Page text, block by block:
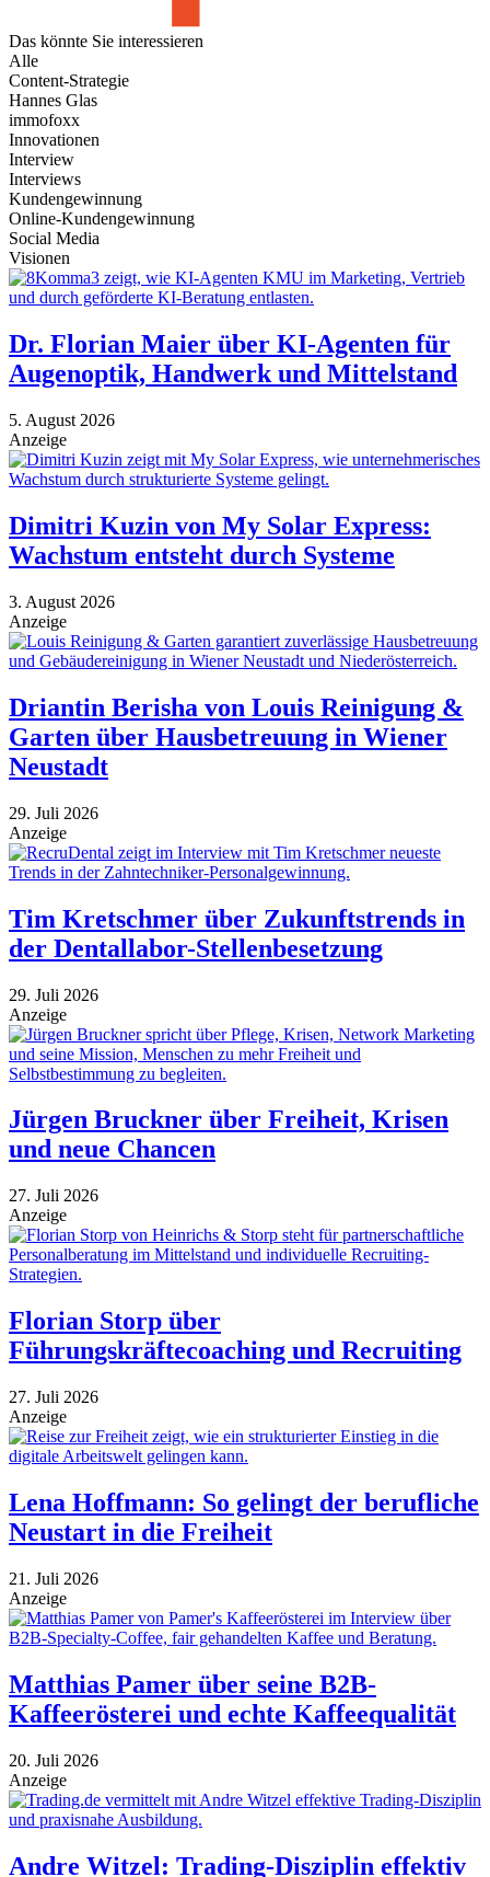
Das könnte Sie interessieren
Alle
Content-Strategie
Hannes Glas
immofoxx
Innovationen
Interview
Interviews
Kundengewinnung
Online-Kundengewinnung
Social Media
Visionen
Dr. Florian Maier über KI-Agenten für
Augenoptik, Handwerk und Mittelstand
5. August 2026
Anzeige
Dimitri Kuzin von My Solar Express:
Wachstum entsteht durch Systeme
3. August 2026
Anzeige
Driantin Berisha von Louis Reinigung &
Garten über Hausbetreuung in Wiener
Neustadt
29. Juli 2026
Anzeige
Tim Kretschmer über Zukunftstrends in
der Dentallabor-Stellenbesetzung
29. Juli 2026
Anzeige
Jürgen Bruckner über Freiheit, Krisen
und neue Chancen
27. Juli 2026
Anzeige
Florian Storp über
Führungskräftecoaching und Recruiting
27. Juli 2026
Anzeige
Lena Hoffmann: So gelingt der berufliche
Neustart in die Freiheit
21. Juli 2026
Anzeige
Matthias Pamer über seine B2B-
Kaffeerösterei und echte Kaffeequalität
20. Juli 2026
Anzeige
Andre Witzel: Trading-Disziplin effektiv